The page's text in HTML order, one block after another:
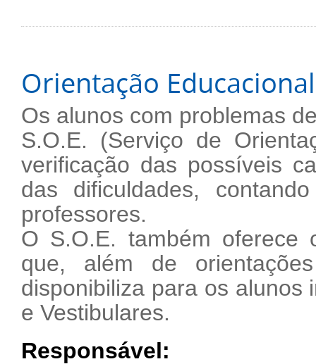
Orientação Educacional
Os alunos com problemas
S.O.E. (Serviço de
verificação das possíveis
das dificuldades,
professores.
O S.O.E. também oferece
que, além de
disponibiliza para os alunos
e Vestibulares.
Responsável: